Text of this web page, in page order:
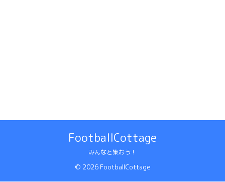
FootballCottage
みんなと集おう！
© 2026 FootballCottage